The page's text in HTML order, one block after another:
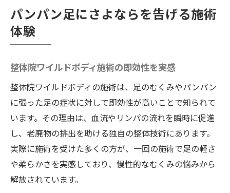
パンパン足にさよならを告げる施術
体験
整体院ワイルドボディ施術の即効性を実感
整体院ワイルドボディの施術は、足のむくみやパンパン
に張った足の症状に対して即効性が高いことで知られて
います。その理由は、血流やリンパの流れを瞬時に促進
し、老廃物の排出を助ける独自の整体技術にあります。
実際に施術を受けた多くの方が、一回の施術で足の軽さ
や柔らかさを実感しており、慢性的なむくみの悩みから
解放されています。